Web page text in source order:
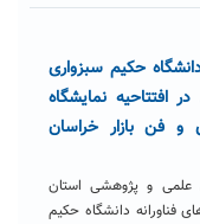
حکیم سبزواری
افتتاحیه نمایشگاه
و فن بازار خراسان
علمی و پژوهشی استان
فناورانه دانشگاه حکیم